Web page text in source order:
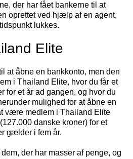
der har fået bankerne til at
oprettet ved hjælp af en agent,
lukkes.
Elite
at åbne en bankkonto, men den
i Thailand Elite, hvor du får et
for et år ad gangen, og hvor du
mulighed for at åbne en
være medlem i Thailand Elite
127.000 danske kroner) for et
gælder i fem år.
der har masser af penge, og